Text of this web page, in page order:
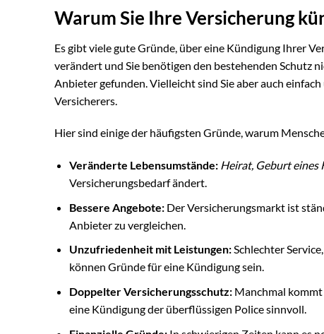
Warum Sie Ihre Versicherung
Es gibt viele gute Gründe, über eine Kündigung Ihrer
verändert und Sie benötigen den bestehenden Schutz
Anbieter gefunden. Vielleicht sind Sie aber auch
Versicherers.
Hier sind einige der häufigsten Gründe, warum
Veränderte Lebensumstände: Heirat, Geburt eines
Versicherungsbedarf ändert.
Bessere Angebote:Der Versicherungsmarkt ist
Anbieter zu vergleichen.
Unzufriedenheit mit Leistungen:Schlechter
können Gründe für eine Kündigung sein.
Doppelter Versicherungsschutz:Manchmal kommt
eine Kündigung der überflüssigen Police sinnvoll.